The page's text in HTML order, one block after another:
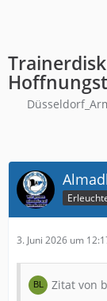
3. Juni 2026 um
Zitat von